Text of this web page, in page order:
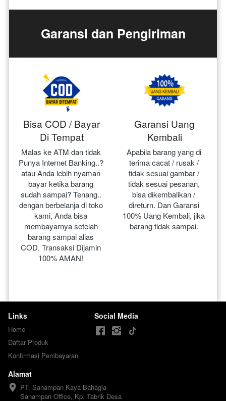
Garansi dan Pengiriman
Bisa COD / Bayar
Di Tempat
Malas ke ATM dan tidak
Punya Internet Banking..?
atau Anda lebih nyaman
bayar ketika barang
sudah sampai? Tenang..
dengan berbelanja di toko
kami, Anda bisa
membayarnya setelah
barang sampai alias
COD. Transaksi Dijamin
100% AMAN!
Garansi Uang
Kembali
Apabila barang yang di
terima cacat / rusak /
tidak sesuai gambar /
tidak sesuai pesanan,
bisa dikembalikan /
direturn. Dan Garansi
100% Uang Kembali, jika
barang tidak sampai.
Links
Home
Daftar Produk
Konfirmasi Pembayaran
Social Media
Alamat
PT. Sanampan Kaya Bahagia
Sanampan Office, Kp. Tabrik Desa